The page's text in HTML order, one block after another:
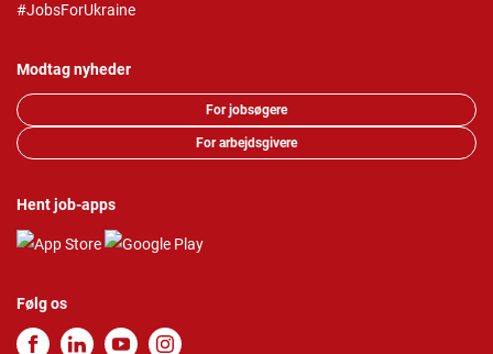
#JobsForUkraine
Modtag nyheder
For jobsøgere
For arbejdsgivere
Hent job-apps
Følg os